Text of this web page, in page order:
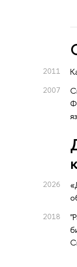
2011
2007
2026
2018